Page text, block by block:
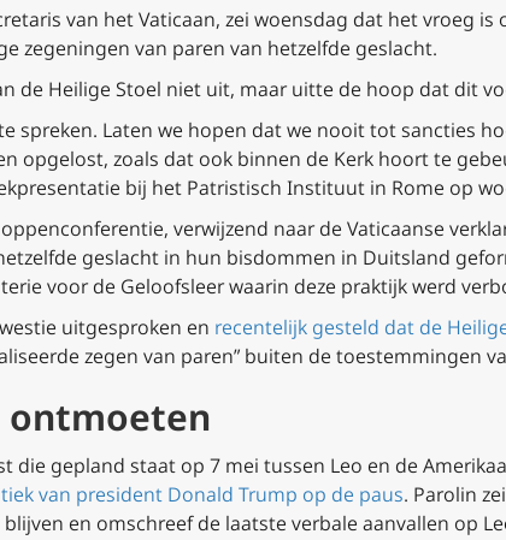
van het Vaticaan, zei woensdag dat het vroeg is
zegeningen van paren van hetzelfde geslacht.
de Heilige Stoel niet uit, maar uitte de hoop dat dit
spreken. Laten we hopen dat we nooit tot sancties
opgelost, zoals dat ook binnen de Kerk hoort te
bij het Patristisch Instituut in Rome op
verwijzend naar de Vaticaanse
geslacht in hun bisdommen in Duitsland
voor de Geloofsleer waarin deze praktijk werd
uitgesproken en recentelijk gesteld dat de
zegen van paren” buiten de toestemmingen
ontmoeten
die gepland staat op 7 mei tussen Leo en de
van president Donald Trump op de paus. Parolin
en omschreef de laatste verbale aanvallen op